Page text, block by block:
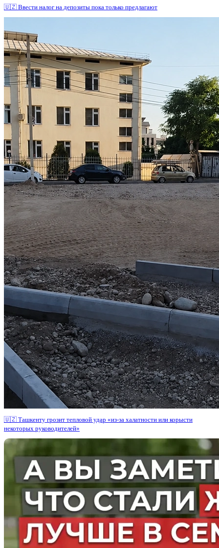
🇺🇿 Ввести налог на депозиты пока только предлагают
🇺🇿 Ташкенту грозит тепловой удар «из-за халатности или корысти
некоторых руководителей»